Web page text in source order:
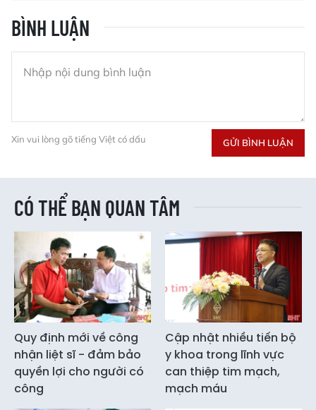
BÌNH LUẬN
Xin vui lòng gõ tiếng Việt có dấu GỬI BÌNH LUẬN
CÓ THỂ BẠN QUAN TÂM
Quy định mới về công
nhận liệt sĩ - đảm bảo
quyền lợi cho người có
công
Cập nhật nhiều tiến bộ
y khoa trong lĩnh vực
can thiệp tim mạch,
mạch máu